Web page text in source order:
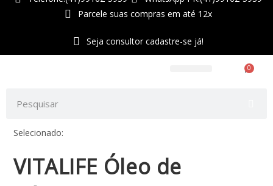
Parcele suas compras em até 12x
Seja consultor cadastre-se já!
0
Selecionado:
VITALIFE Óleo de